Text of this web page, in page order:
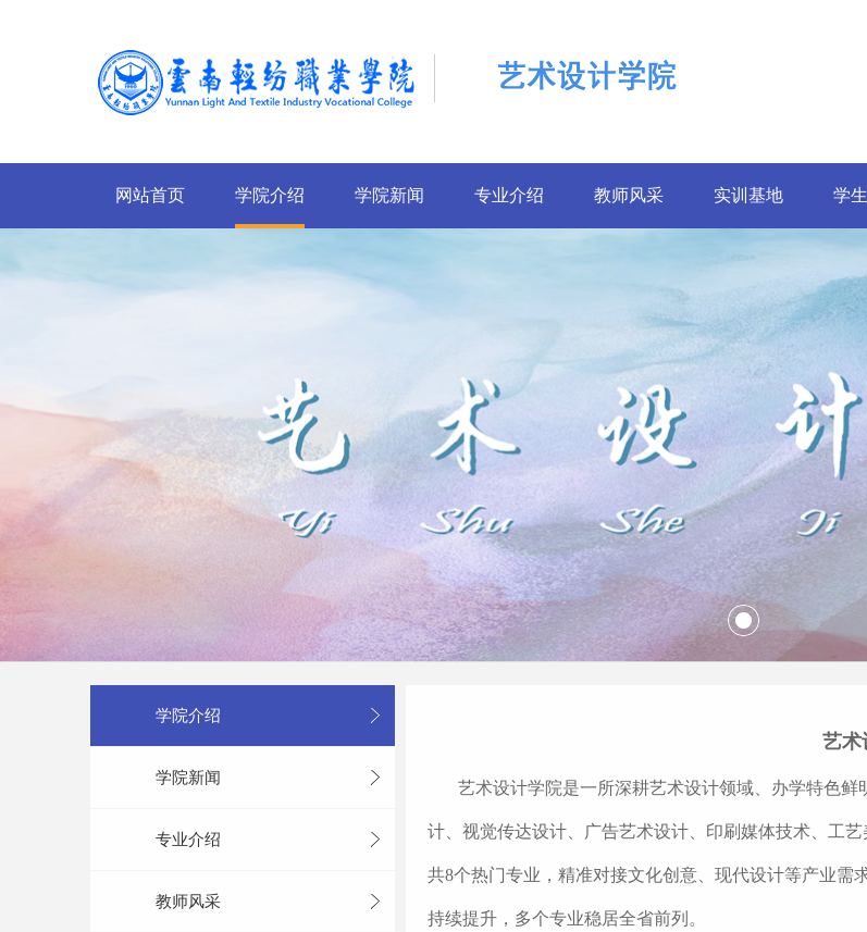
网站首页 学院介绍 学院新闻 专业介绍 教师风采 实训基地 学
学院介绍
学院新闻
专业介绍
教师风采
艺术
艺术设计学院是一所深耕艺术设计领域、办学特色
计、视觉传达设计、广告艺术设计、印刷媒体技术、工
共8个热门专业，精准对接文化创意、现代设计等产业需
持续提升，多个专业稳居全省前列。